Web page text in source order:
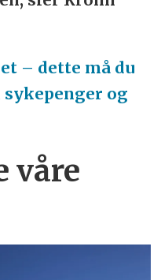
– dette må du
og
våre